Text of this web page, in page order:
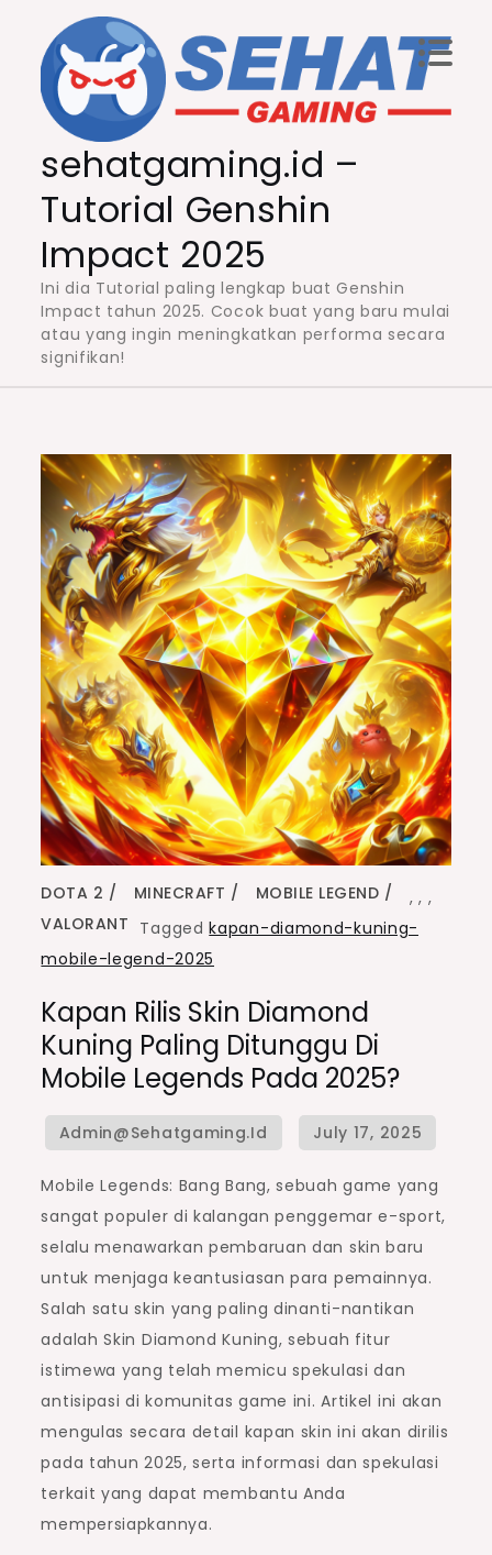
content
sehatgaming.id –
Tutorial Genshin
Impact 2025
Ini dia Tutorial paling lengkap buat Genshin
Impact tahun 2025. Cocok buat yang baru mulai
atau yang ingin meningkatkan performa secara
signifikan!
DOTA 2 ,
MINECRAFT ,
MOBILE LEGEND
,
VALORANT Taggedkapan-diamond-kuning-
mobile-legend-2025
Kapan Rilis Skin Diamond
Kuning Paling Ditunggu Di
Mobile Legends Pada 2025?
Mobile Legends: Bang Bang, sebuah game yang
sangat populer di kalangan penggemar e-sport,
selalu menawarkan pembaruan dan skin baru
untuk menjaga keantusiasan para pemainnya.
Salah satu skin yang paling dinanti-nantikan
adalah Skin Diamond Kuning, sebuah fitur
istimewa yang telah memicu spekulasi dan
antisipasi di komunitas game ini. Artikel ini akan
mengulas secara detail kapan skin ini akan dirilis
pada tahun 2025, serta informasi dan spekulasi
terkait yang dapat membantu Anda
mempersiapkannya.